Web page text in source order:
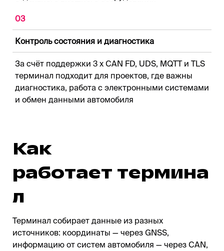
03
Контроль состояния и диагностика
За счёт поддержки 3 x CAN FD, UDS, MQTT и TLS
терминал подходит для проектов, где важны
диагностика, работа с электронными системами
и обмен данными автомобиля
Как
работает термина
л
Терминал собирает данные из разных
источников: координаты — через GNSS,
информацию от систем автомобиля — через CAN,